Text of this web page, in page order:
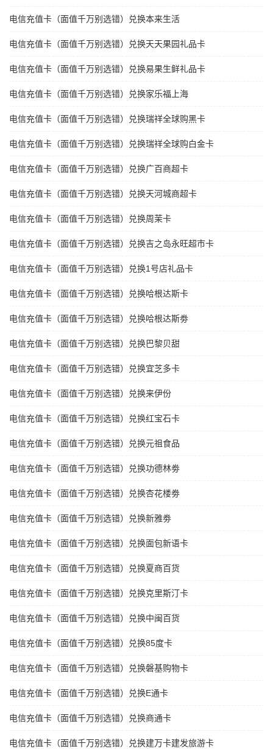
电信充值卡（面值千万别选错）兑换本来生活
电信充值卡（面值千万别选错）兑换天天果园礼品卡
电信充值卡（面值千万别选错）兑换易果生鲜礼品卡
电信充值卡（面值千万别选错）兑换家乐福上海
电信充值卡（面值千万别选错）兑换瑞祥全球购黑卡
电信充值卡（面值千万别选错）兑换瑞祥全球购白金卡
电信充值卡（面值千万别选错）兑换广百商超卡
电信充值卡（面值千万别选错）兑换天河城商超卡
电信充值卡（面值千万别选错）兑换周茉卡
电信充值卡（面值千万别选错）兑换吉之岛永旺超市卡
电信充值卡（面值千万别选错）兑换1号店礼品卡
电信充值卡（面值千万别选错）兑换哈根达斯卡
电信充值卡（面值千万别选错）兑换哈根达斯劵
电信充值卡（面值千万别选错）兑换巴黎贝甜
电信充值卡（面值千万别选错）兑换宜芝多卡
电信充值卡（面值千万别选错）兑换来伊份
电信充值卡（面值千万别选错）兑换红宝石卡
电信充值卡（面值千万别选错）兑换元祖食品
电信充值卡（面值千万别选错）兑换功德林劵
电信充值卡（面值千万别选错）兑换杏花楼劵
电信充值卡（面值千万别选错）兑换新雅劵
电信充值卡（面值千万别选错）兑换面包新语卡
电信充值卡（面值千万别选错）兑换夏商百货
电信充值卡（面值千万别选错）兑换克里斯汀卡
电信充值卡（面值千万别选错）兑换中闽百货
电信充值卡（面值千万别选错）兑换85度卡
电信充值卡（面值千万别选错）兑换磐基购物卡
电信充值卡（面值千万别选错）兑换E通卡
电信充值卡（面值千万别选错）兑换商通卡
电信充值卡（面值千万别选错）兑换建万卡建发旅游卡